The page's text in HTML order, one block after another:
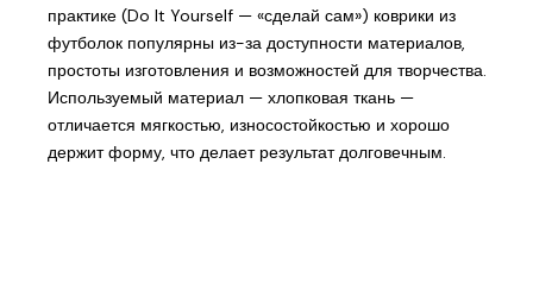
практике (Do It Yourself — «сделай сам») коврики из
футболок популярны из-за доступности материалов,
простоты изготовления и возможностей для творчества.
Используемый материал — хлопковая ткань —
отличается мягкостью, износостойкостью и хорошо
держит форму, что делает результат долговечным.